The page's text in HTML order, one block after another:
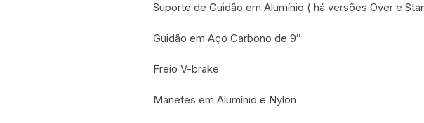
Suporte de Guidão em Alumínio ( há versões Over e
Guidão em Aço Carbono de 9″
Freio V-brake
Manetes em Alumínio e Nylon